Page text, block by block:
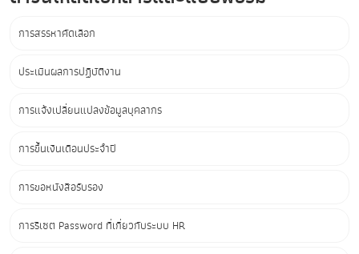
การสรรหาคัดเลือก
ประเมินผลการปฏิบัติงาน
การแจ้งเปลี่ยนแปลงข้อมูลบุคลากร
การขึ้นเงินเดือนประจำปี
การขอหนังสือรับรอง
การรีเซต Password ที่เกี่ยวกับระบบ HR